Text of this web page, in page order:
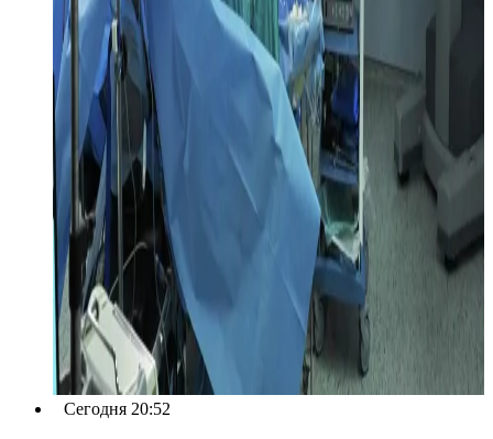
Сегодня 20:52